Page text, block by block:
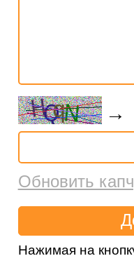
→
Обновить
Нажимая на